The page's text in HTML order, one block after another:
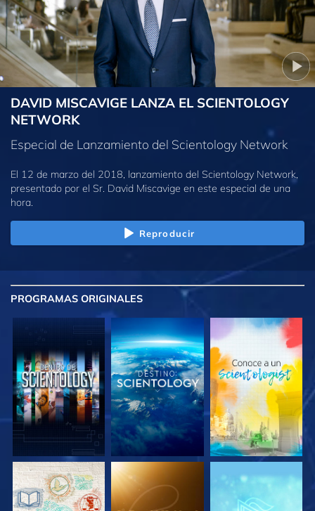
DAVID MISCAVIGE LANZA EL SCIENTOLOGY
NETWORK
Especial de Lanzamiento del Scientology Network
El 12 de marzo del 2018, lanzamiento del Scientology Network,
presentado por el Sr. David Miscavige en este especial de una
hora.
Reproducir
PROGRAMAS ORIGINALES
EXPLORA LAS
EXPLORA LAS
EXPLORA LAS